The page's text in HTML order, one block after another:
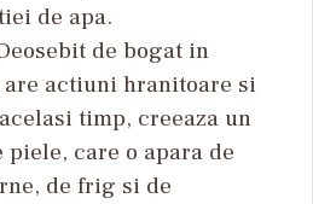
de apa.
de bogat in
are actiuni hranitoare si
timp, creeaza un
care o apara de
de frig si de